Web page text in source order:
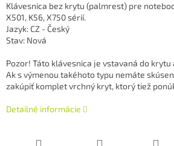
Klávesnica bez krytu (palmrest) pre
X501, K56, X750 sérií.
Jazyk: CZ - Český
Stav: Nová
Pozor! Táto klávesnica je vstavaná do krytu
Ak s výmenou takéhoto typu nemáte
zakúpiť komplet vrchný kryt, ktorý tiež
Detailné informácie